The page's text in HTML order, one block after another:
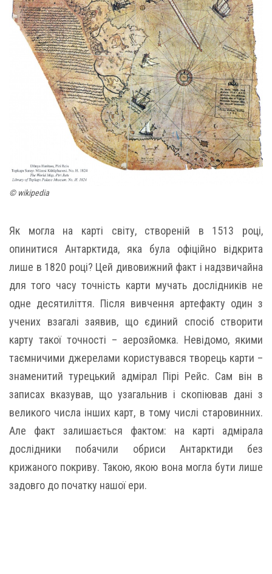
© wikipedia
Як могла на карті світу, створеній в 1513 році,
опинитися Антарктида, яка була офіційно відкрита
лише в 1820 році? Цей дивовижний факт і надзвичайна
для того часу точність карти мучать дослідників не
одне десятиліття. Після вивчення артефакту один з
учених взагалі заявив, що єдиний спосіб створити
карту такої точності – аерозйомка. Невідомо, якими
таємничими джерелами користувався творець карти –
знаменитий турецький адмірал Пірі Рейс. Сам він в
записах вказував, що узагальнив і скопіював дані з
великого числа інших карт, в тому числі старовинних.
Але факт залишається фактом: на карті адмірала
дослідники побачили обриси Антарктиди без
крижаного покриву. Такою, якою вона могла бути лише
задовго до початку нашої ери.